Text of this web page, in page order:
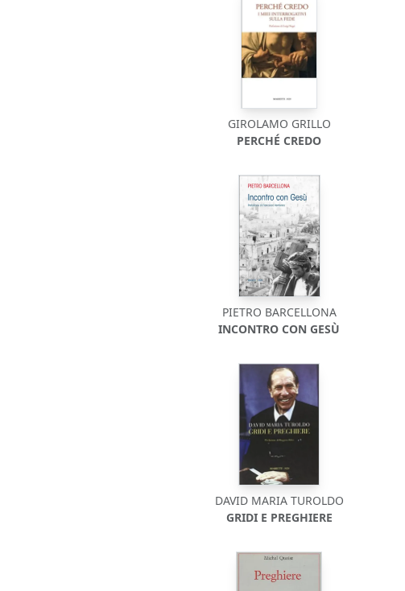
GIROLAMO GRILLO
PERCHÉ CREDO
PIETRO BARCELLONA
INCONTRO CON GESÙ
DAVID MARIA TUROLDO
GRIDI E PREGHIERE